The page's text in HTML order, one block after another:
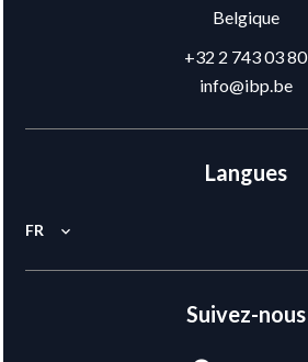
Belgique
+32 2 743 03 80
info@ibp.be
Langues
FR
Suivez-nous